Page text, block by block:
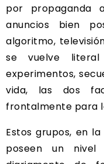
por propaganda
anuncios bien
algoritmo,
se vuelve
experimentos,
vida, las dos
frontalmente para
Estos grupos, en
poseen un